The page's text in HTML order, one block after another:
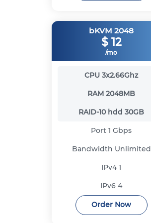
bKVM 2048
$ 12
/mo
CPU 3x2.66Ghz
RAM 2048MB
RAID-10 hdd 30GB
Port 1 Gbps
Bandwidth Unlimited
IPv41
IPv6 4
Order Now